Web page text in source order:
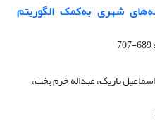
شهری به‌کمک الگوریتم
689-707
تازیک، عبداله خرم بخت،